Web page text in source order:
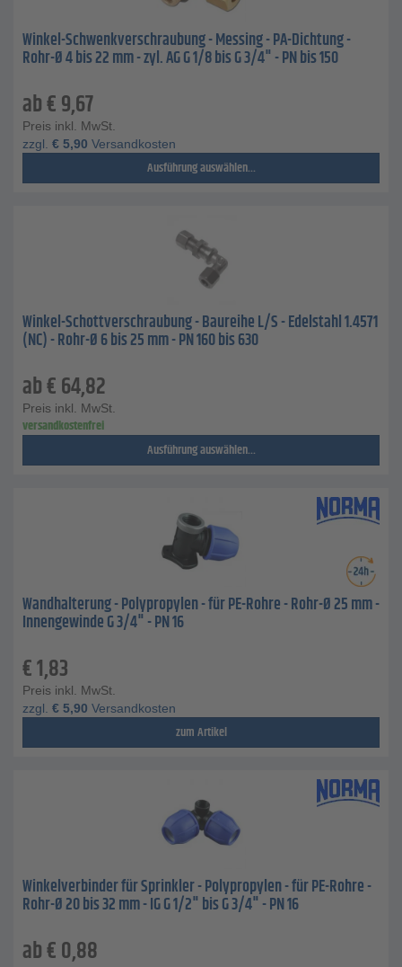
Winkel-Schwenkverschraubung - Messing - PA-Dichtung -
Rohr-Ø 4 bis 22 mm - zyl. AG G 1/8 bis G 3/4" - PN bis 150
ab€9,67
Preis inkl. MwSt.
zzgl. € 5,90 Versandkosten
Ausführung auswählen...
Winkel-Schottverschraubung - Baureihe L/S - Edelstahl 1.4571
(NC) - Rohr-Ø 6 bis 25 mm - PN 160 bis 630
ab€64,82
Preis inkl. MwSt.
versandkostenfrei
Ausführung auswählen...
Wandhalterung - Polypropylen - für PE-Rohre - Rohr-Ø 25 mm -
Innengewinde G 3/4" - PN 16
€1,83
Preis inkl. MwSt.
zzgl. € 5,90 Versandkosten
zum Artikel
Winkelverbinder für Sprinkler - Polypropylen - für PE-Rohre -
Rohr-Ø 20 bis 32 mm - IG G 1/2" bis G 3/4" - PN 16
ab€0,88